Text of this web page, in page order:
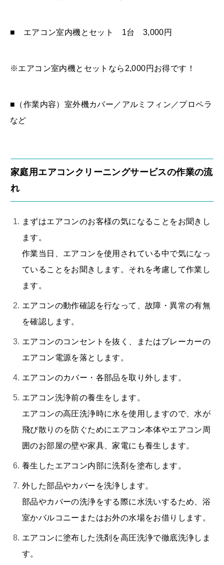
■ エアコン室内機とセット 1台 3,000円
※エアコン室内機とセットなら2,000円お得です！
■（作業内容）室外機カバー／アルミフィン／プロペラ
など
家庭用エアコンクリーニングサービスの作業の流
れ
まずはエアコンのお客様の気になることをお聞きし
ます。
作業当日、エアコンを使用されている中で気になっ
ていることをお聞きします。それを考慮して作業し
ます。
エアコンの動作確認を行なって、故障・異常の有無
を確認します。
エアコンのコンセントを抜く、またはブレーカーの
エアコン電源を落とします。
エアコンのカバー・各部品を取り外します。
エアコン洗浄前の養生をします。
エアコンの高圧洗浄時に水を使用しますので、水が
飛び散りのを防ぐためにエアコン本体やエアコン周
囲のお部屋の壁や家具、家電にも養生します。
養生したエアコン内部に洗剤を塗布します。
外した部品やカバーを洗浄します。
部品やカバーの洗浄をする際に水洗いするため、浴
室かバルコニーまたはお外の水場をお借りします。
エアコンに塗布した洗剤を高圧洗浄で徹底洗浄しま
す。